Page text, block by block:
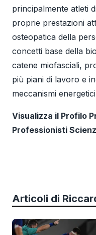
principalmente atleti
proprie prestazioni
osteopatica della
concetti base della
catene miofasciali,
più piani di lavoro e
meccanismi
Visualizza il Profilo
Professionisti
Articoli di